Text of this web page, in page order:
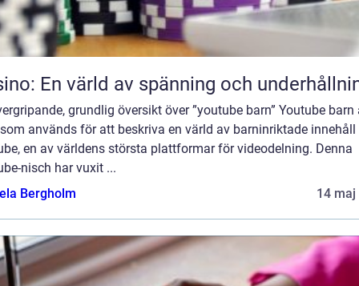
En värld av spänning och
grundlig översikt över ”youtube barn” Youtube barn
används för att beskriva en värld av barninriktade innehåll
en av världens största plattformar för videodelning. Denna
nisch har vuxit ...
Bergholm
14 maj